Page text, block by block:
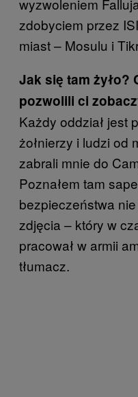
zdobyciem przez
miast – Mosulu i
Jak się tam żyło?
pozwolili ci
Każdy oddział jest
żołnierzy i ludzi od
zabrali mnie do
Poznałem tam
bezpieczeństwa
zdjęcia – który w
pracował w armii
tłumacz.